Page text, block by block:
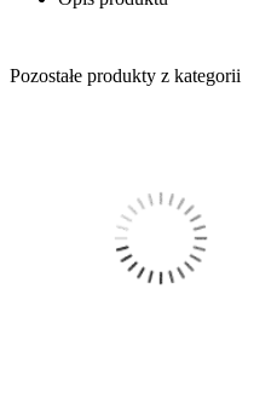
Pozostałe produkty z kategorii